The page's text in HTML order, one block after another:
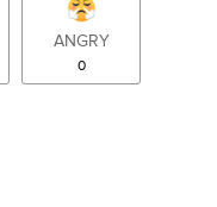
ANGRY
0